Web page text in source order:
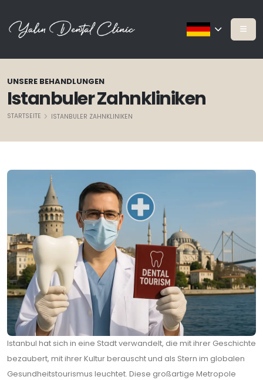
UNSERE BEHANDLUNGEN
Istanbuler Zahnkliniken
STARTSEITE ISTANBULER ZAHNKLINIKEN
Istanbul hat sich in eine Stadt verwandelt, die mit ihrer Geschichte
bezaubert, mit ihrer Kultur berauscht und als Stern im globalen
Gesundheitstourismus leuchtet. Diese großartige Metropole